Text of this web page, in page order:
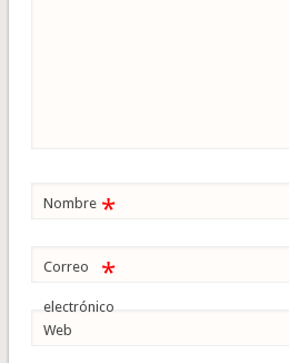
Nombre *
Correo
electrónico
*
Web